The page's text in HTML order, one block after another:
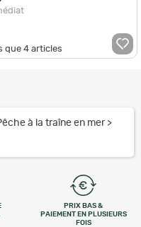
que4 articles
à la traîne en mer >
PRIX BAS &
PAIEMENT EN PLUSIEURS
FOIS